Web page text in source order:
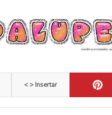
< > Insertar